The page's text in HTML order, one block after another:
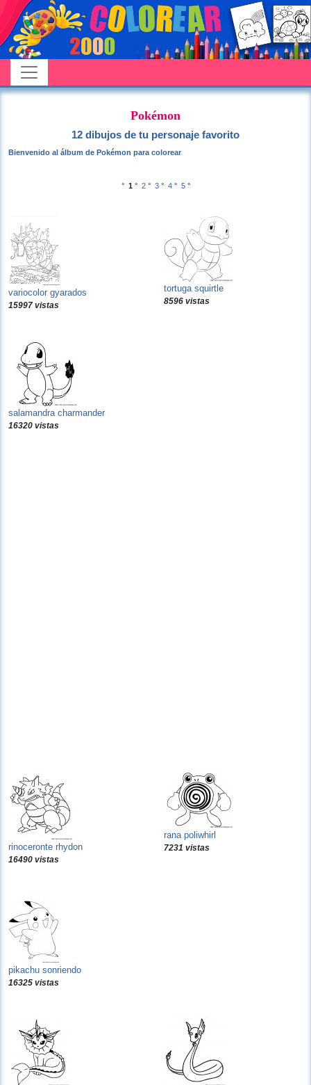
Pokémon
12 dibujos de tu personaje favorito
Bienvenido al álbum de Pokémon para colorear
° 1 ° 2° 3° 4° 5°
variocolor gyarados
15997 vistas
tortuga squirtle
8596 vistas
salamandra charmander
16320 vistas
rinoceronte rhydon
16490 vistas
rana poliwhirl
7231 vistas
pikachu sonriendo
16325 vistas